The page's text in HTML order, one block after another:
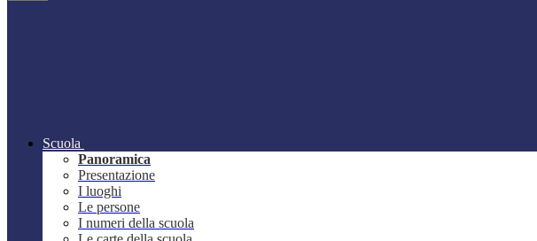
Scuola
Panoramica
Presentazione
I luoghi
Le persone
I numeri della scuola